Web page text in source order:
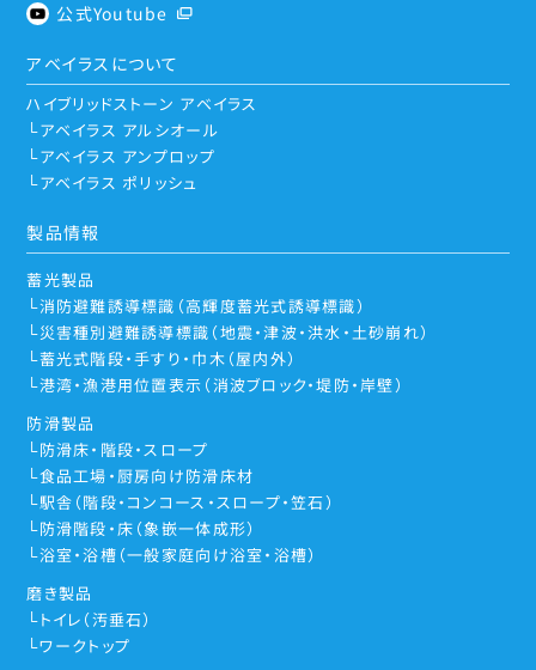
公式Youtube
アベイラスについて
ハイブリッドストーン アベイラス
アベイラス アルシオール
アベイラス アンプロップ
アベイラス ポリッシュ
製品情報
蓄光製品
消防避難誘導標識（高輝度蓄光式誘導標識）
災害種別避難誘導標識（地震・津波・洪水・土砂崩れ）
蓄光式階段・手すり・巾木（屋内外）
港湾・漁港用位置表示（消波ブロック・堤防・岸壁）
防滑製品
防滑床・階段・スロープ
食品工場・厨房向け防滑床材
駅舎（階段・コンコース・スロープ・笠石）
防滑階段・床（象嵌一体成形）
浴室・浴槽（一般家庭向け浴室・浴槽）
磨き製品
トイレ（汚垂石）
ワークトップ